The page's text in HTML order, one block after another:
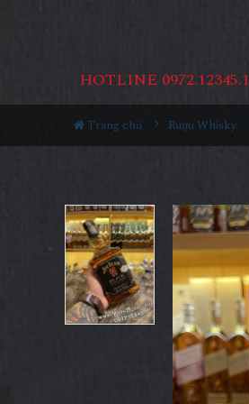
HOTLINE 0972.12345.1
Trang chủ Rượu Whisky